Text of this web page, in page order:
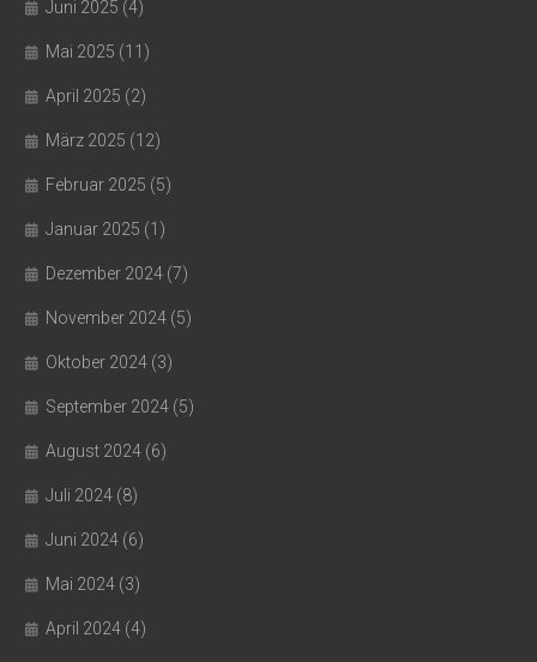
Juni 2025 (4)
Mai 2025 (11)
April 2025 (2)
März 2025 (12)
Februar 2025 (5)
Januar 2025 (1)
Dezember 2024 (7)
November 2024 (5)
Oktober 2024 (3)
September 2024 (5)
August 2024 (6)
Juli 2024 (8)
Juni 2024 (6)
Mai 2024 (3)
April 2024 (4)